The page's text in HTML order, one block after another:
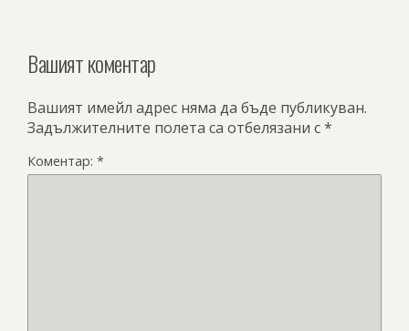
Вашият коментар
Вашият имейл адрес няма да бъде публикуван.
Задължителните полета са отбелязани с*
Коментар: *